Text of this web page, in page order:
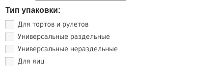
Тип упаковки:
Для тортов и рулетов
Универсальные раздельные
Универсальные нераздельные
Для яиц